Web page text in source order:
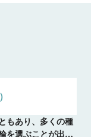
もあり、多くの種
を選ぶことが出来